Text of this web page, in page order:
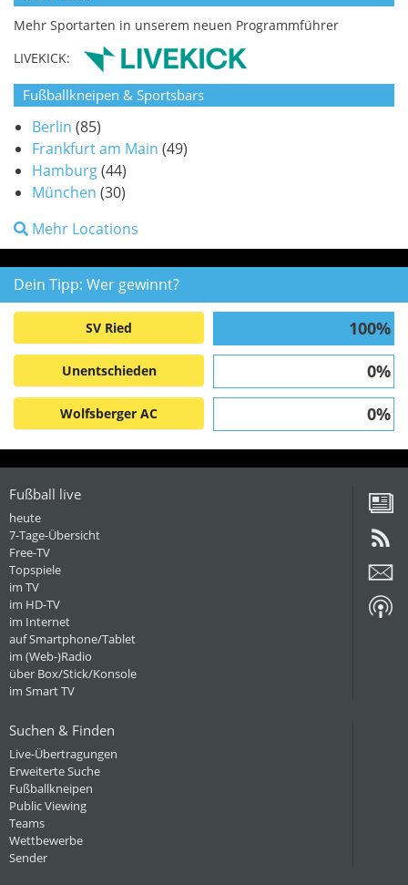
Mehr Sportarten in unserem neuen Programmführer
LIVEKICK:
Fußballkneipen & Sportsbars
Berlin (85)
Frankfurt am Main (49)
Hamburg(44)
München (30)
Mehr Locations
Dein Tipp: Wer gewinnt?
SV Ried 100%
Unentschieden 0%
Wolfsberger AC 0%
Fußball live
heute
7-Tage-Übersicht
Free-TV
Topspiele
im TV
im HD-TV
im Internet
auf Smartphone/Tablet
im (Web-)Radio
über Box/Stick/Konsole
im Smart TV
Suchen & Finden
Live-Übertragungen
Erweiterte Suche
Fußballkneipen
Public Viewing
Teams
Wettbewerbe
Sender